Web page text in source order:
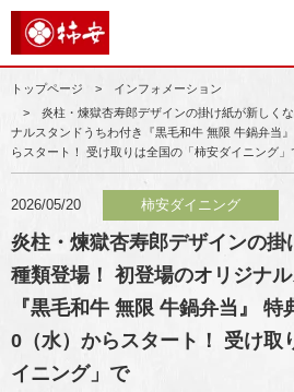
トップページ
インフォメーション
炎柱・煉獄杏寿郎デザインの掛け紙が新しく
ナルスタンドうちわ付き『黒毛和牛 無限 牛鍋弁当
らスタート！ 受け取りは全国の「柿安ダイニング」
2026/05/20 柿安ダイニング
炎柱・煉獄杏寿郎デザインの
種類登場！ 初登場のオリジナ
『黒毛和牛 無限 牛鍋弁当』
0（水）からスタート！ 受け取
イニング」で